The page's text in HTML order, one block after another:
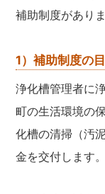
補助制度がありま
1）補助制度の
浄化槽管理者に
町の生活環境の
化槽の清掃（汚
金を交付します。